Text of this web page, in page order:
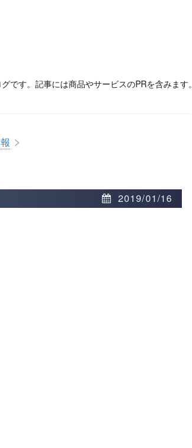
です。記事には商品やサービスのPRを含みます。
>
2019/01/16